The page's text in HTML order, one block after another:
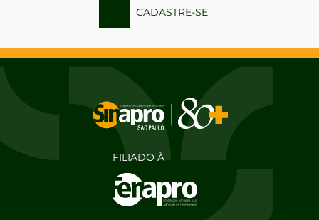
CADASTRE-SE
FILIADO À